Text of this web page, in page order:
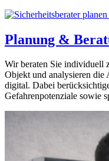
Planung &
Wir beraten Sie individuell
Objekt und analysieren
digital. Dabei
Gefahrenpotenziale sowie